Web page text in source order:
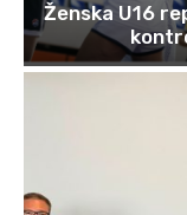
Ženska U16